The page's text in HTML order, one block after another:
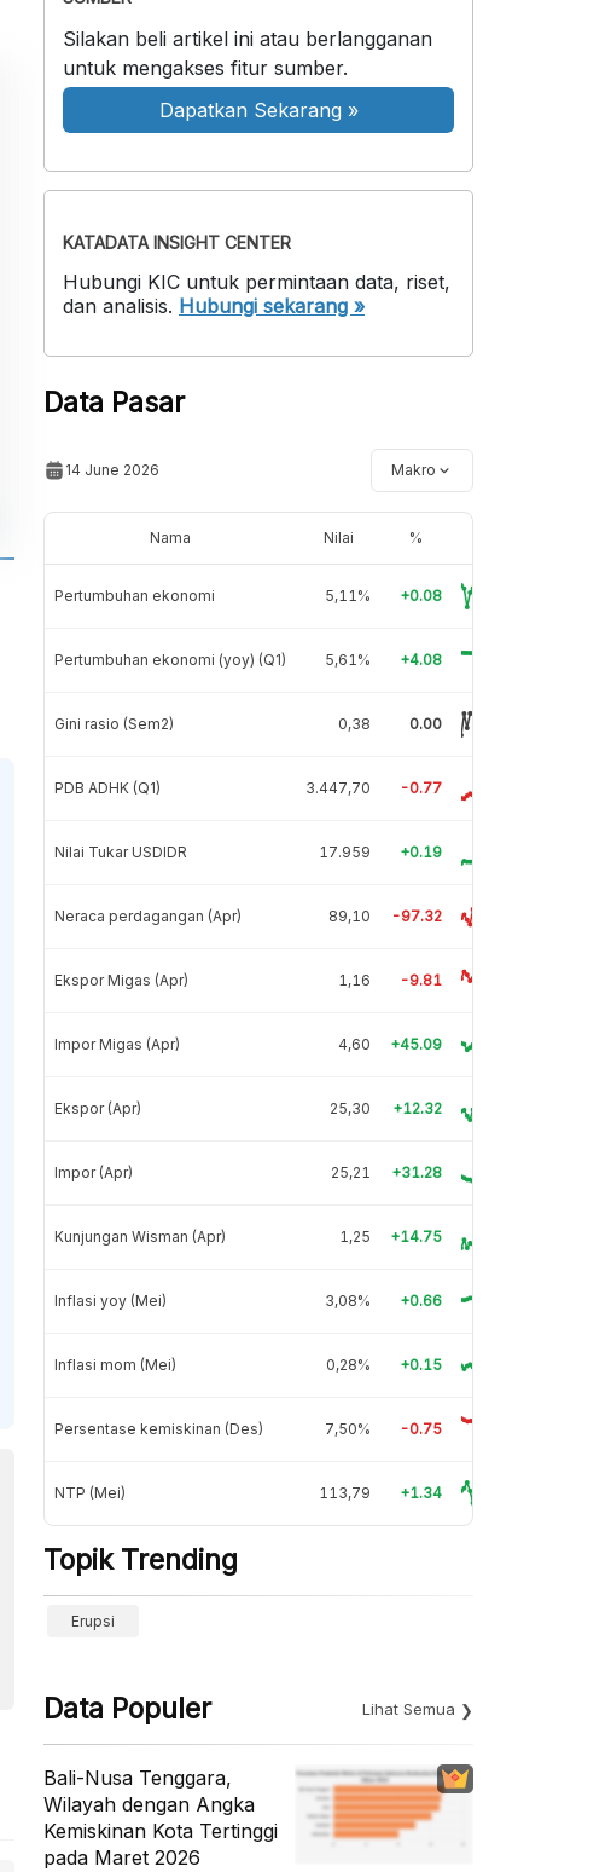
Silakan beli artikel ini atau berlangganan
untuk mengakses fitur sumber.
Dapatkan Sekarang »
KATADATA INSIGHT CENTER
Hubungi KIC untuk permintaan data, riset,
dan analisis. Hubungi sekarang »
Data Pasar
14 June 2026 Makro
Nama Nilai %
Pertumbuhan ekonomi 5,11% +0.08
Pertumbuhan ekonomi (yoy) (Q1) 5,61% +4.08
Gini rasio (Sem2) 0,38 0.00
PDB ADHK (Q1) 3.447,70 -0.77
Nilai Tukar USDIDR 17.959 +0.19
Neraca perdagangan (Apr) 89,10 -97.32
Ekspor Migas (Apr) 1,16 -9.81
Impor Migas (Apr) 4,60 +45.09
Ekspor (Apr) 25,30 +12.32
Impor (Apr) 25,21 +31.28
Kunjungan Wisman (Apr) 1,25 +14.75
Inflasi yoy (Mei) 3,08% +0.66
Inflasi mom (Mei) 0,28% +0.15
Persentase kemiskinan (Des) 7,50% -0.75
NTP (Mei) 113,79 +1.34
Topik Trending
Erupsi
Data Populer Lihat Semua
Bali-Nusa Tenggara,
Wilayah dengan Angka
Kemiskinan Kota Tertinggi
pada Maret 2026